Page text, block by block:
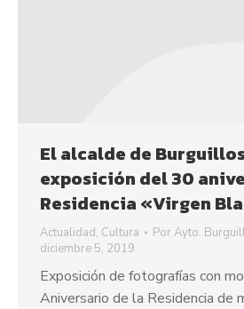
El alcalde de
exposición del 30
Residencia «Virgen
Actualidad, Cultura PorAyto.
diciembre 5, 2019
Exposición de fotografías con
Aniversario de la Residencia de